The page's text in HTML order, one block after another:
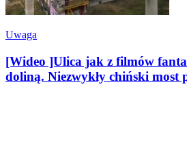
Uwaga
[Wideo ]Ulica jak z filmów
doliną. Niezwykły chiński most